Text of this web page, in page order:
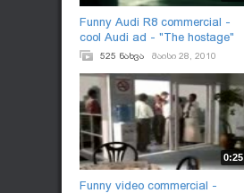
Funny Audi R8 commercial -
cool Audi ad - "The hostage"
525 ნახვა მაისი 28, 2010
0:25
Funny video commercial -